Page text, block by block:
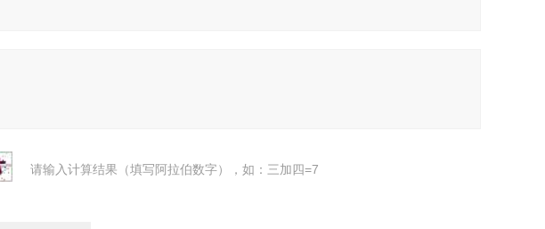
请输入计算结果（填写阿拉伯数字），如：三加四=7